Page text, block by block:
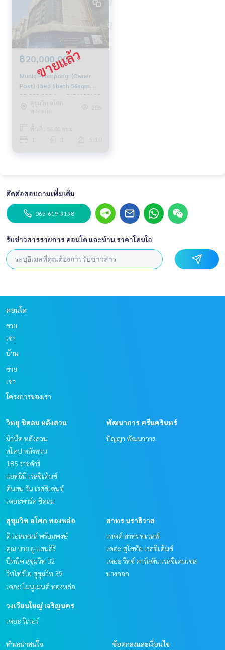
฿20,000,000
Muniq Prompong: (Owner
Post) 1bed 1bath 56sqm.
20,000,000 Am: 0656199198
สุขุมวิท อโศก
ทองหล่อ
206
พื้นที่ : 56.00 ตร.ม.
5-10
ติดต่อสอบถามเพิ่มเติม
065-619-9198
รับข่าวสารรายการ คอนโด และบ้าน ราคาโดนใจ
คอนโด
ขาย
เช่า
บ้าน
ขาย
เช่า
โครงการของเรา
วิทยุ ชิดลม หลังสวน
มิวนีค หลังสวน
สโคป หลังสวน
185 ราชดำริ
แอทธินี เรสซิเด้นซ์
ต้นสน วัน เรสซิเดนซ์
เดอะพาร์ค ชิดลม
พัฒนาการ ศรีนครินทร์
ปัญญา พัฒนาการ
สุขุมวิท อโศก ทองหล่อ
ดิ เอสเทลล์ พร้อมพงษ์
คุณ บาย ยู แสนสิริ
บีทนิค สุขุมวิท 32
วิทโทริโอ สุขุมวิท 39
เดอะ โมนูเมนต์ ทองหล่อ
สาทร นราธิวาส
เทตต์ สาทร ทเวลฟ์
เดอะ สุโขทัย เรสซิเด้นซ์
เดอะ ริทซ์ คาร์ลตัน เรสซิเดนเซส
บางกอก
วงเวียนใหญ่ เจริญนคร
เดอะ ริเวอร์
ทำเลน่าสนใจ ข้อตกลงและเงื่อนไข